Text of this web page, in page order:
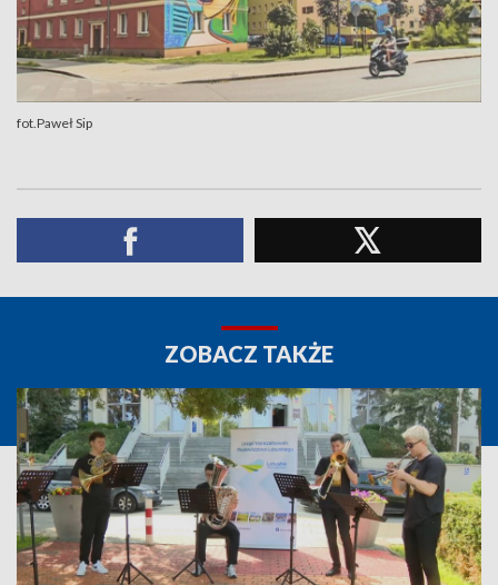
fot.Paweł Sip
ZOBACZ TAKŻE